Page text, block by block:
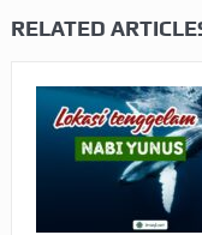
RELATED